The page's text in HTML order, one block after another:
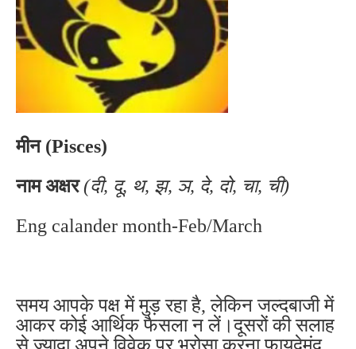
मीन (Pisces)
नाम अक्षर(दी, दू, थ, झ, ञ, दे, दो, चा, ची)
Eng calander month-Feb/March
समय आपके पक्ष में मुड़ रहा है, लेकिन जल्दबाजी में
आकर कोई आर्थिक फैसला न लें।दूसरों की सलाह